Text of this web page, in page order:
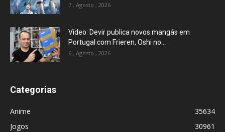
7 , Agosto , 2026
Vídeo: Devir publica novos mangás em
Portugal com Frieren, Oshi no...
6 , Agosto , 2026
Categorias
Anime
35634
Jogos
30961